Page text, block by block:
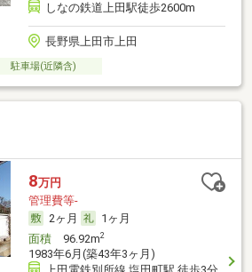
しなの鉄道上田駅徒歩2600m
長野県上田市上田
駐車場(近隣含)
8万円
管理費等-
2ヶ月
1ヶ月
面積96.92m2
1983年6月(築43年3ヶ月)